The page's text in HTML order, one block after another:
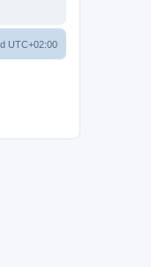
UTC+02:00